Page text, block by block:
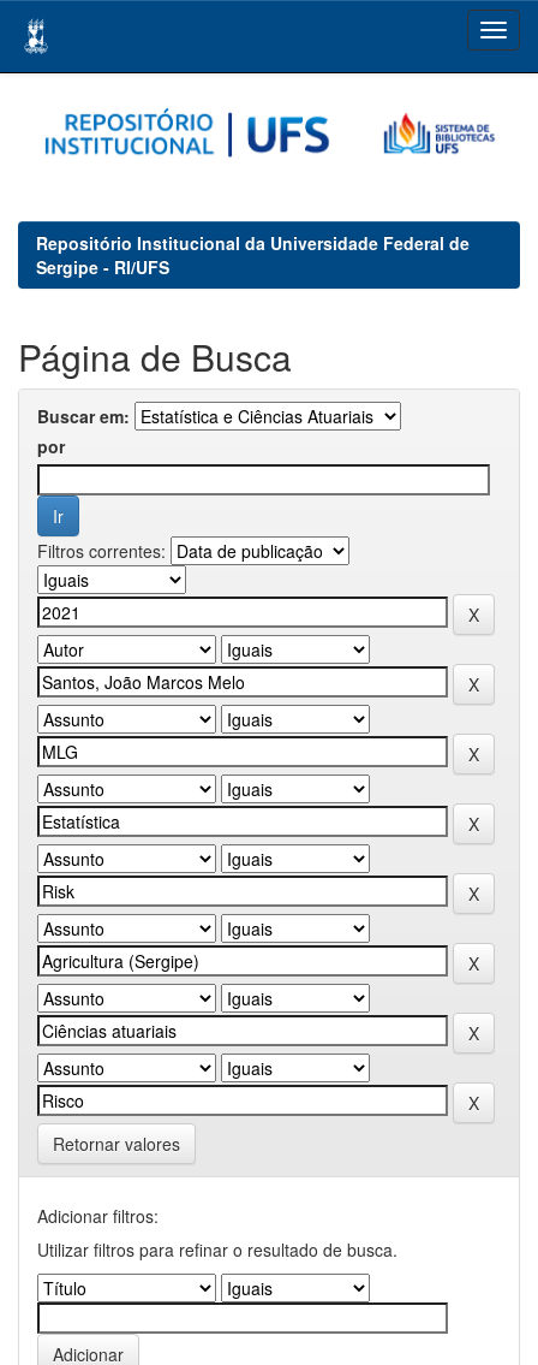
navigation
Repositório Institucional da Universidade Federal de
Sergipe - RI/UFS
Página de Busca
Buscar em:
por
Filtros correntes:
Retornar valores
Adicionar filtros:
Utilizar filtros para refinar o resultado de busca.